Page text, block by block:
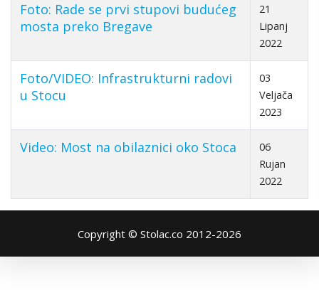
Foto: Rade se prvi stupovi budućeg
mosta preko Bregave
21
Lipanj
2022
Foto/VIDEO: Infrastrukturni radovi
u Stocu
03
Veljača
2023
Video: Most na obilaznici oko Stoca
06
Rujan
2022
Copyright © Stolac.co 2012-2026